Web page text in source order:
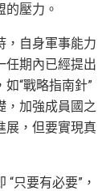
壓力。
，自身軍事能力
任期內已經提出
“戰略指南針”
，加強成員國之
展，但要實現真
只要有必要”，